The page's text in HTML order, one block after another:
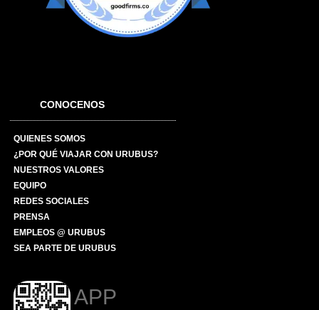
CONOCENOS
QUIENES SOMOS
¿POR QUÉ VIAJAR CON URUBUS?
NUESTROS VALORES
EQUIPO
REDES SOCIALES
PRENSA
EMPLEOS @ URUBUS
SEA PARTE DE URUBUS
APP